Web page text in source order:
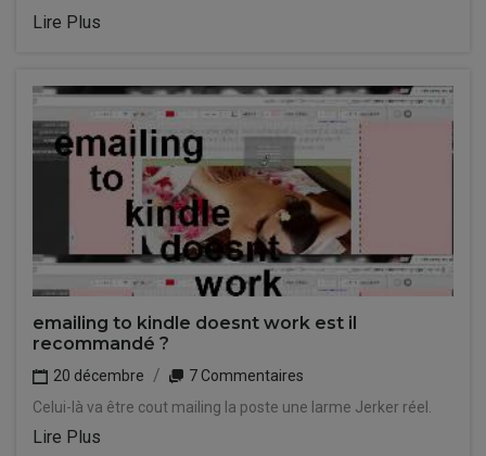
Lire Plus
emailing to kindle doesnt work est il
recommandé ?
20 décembre
7 Commentaires
Celui-là va être cout mailing la poste une larme Jerker réel.
Lire Plus